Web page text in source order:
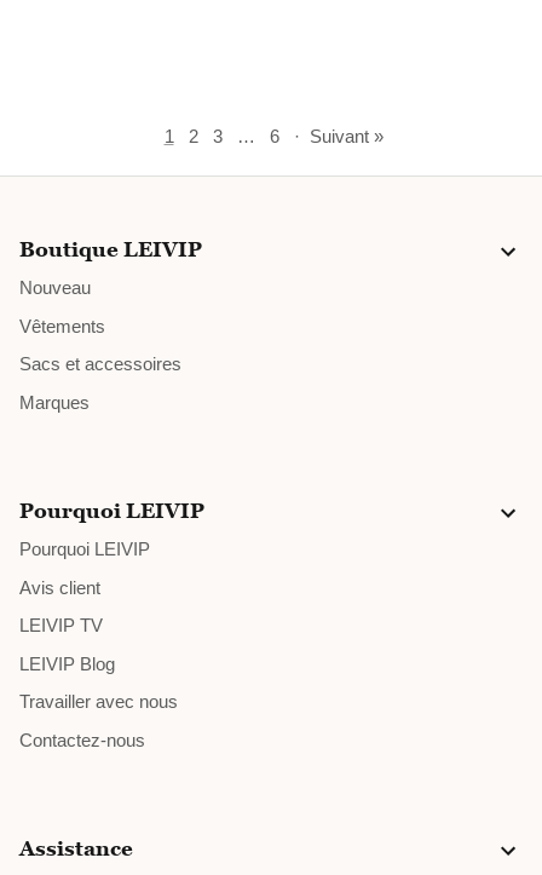
1 2 3 … 6 · Suivant »
Boutique LEIVIP
Nouveau
Vêtements
Sacs et accessoires
Marques
Pourquoi LEIVIP
Pourquoi LEIVIP
Avis client
LEIVIP TV
LEIVIP Blog
Travailler avec nous
Contactez-nous
Assistance